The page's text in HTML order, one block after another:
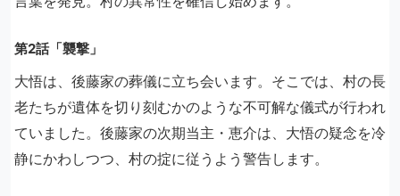
第2話「襲撃」
大悟は、後藤家の葬儀に立ち会います。そこでは、村の長
老たちが遺体を切り刻むかのような不可解な儀式が行われ
ていました。後藤家の次期当主・恵介は、大悟の疑念を冷
静にかわしつつ、村の掟に従うよう警告します。